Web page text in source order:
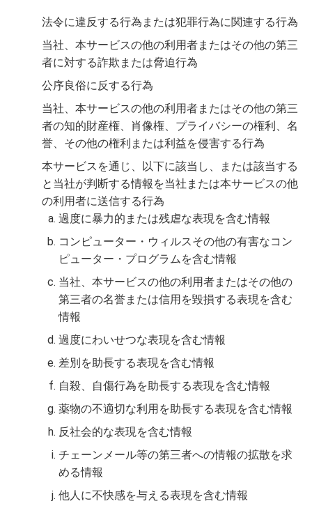
法令に違反する行為または犯罪行為に関連する行為
当社、本サービスの他の利用者またはその他の第三
者に対する詐欺または脅迫行為
公序良俗に反する行為
当社、本サービスの他の利用者またはその他の第三
者の知的財産権、肖像権、プライバシーの権利、名
誉、その他の権利または利益を侵害する行為
本サービスを通じ、以下に該当し、または該当する
と当社が判断する情報を当社または本サービスの他
の利用者に送信する行為
過度に暴力的または残虐な表現を含む情報
コンピューター・ウィルスその他の有害なコン
ピューター・プログラムを含む情報
当社、本サービスの他の利用者またはその他の
第三者の名誉または信用を毀損する表現を含む
情報
過度にわいせつな表現を含む情報
差別を助長する表現を含む情報
自殺、自傷行為を助長する表現を含む情報
薬物の不適切な利用を助長する表現を含む情報
反社会的な表現を含む情報
チェーンメール等の第三者への情報の拡散を求
める情報
他人に不快感を与える表現を含む情報